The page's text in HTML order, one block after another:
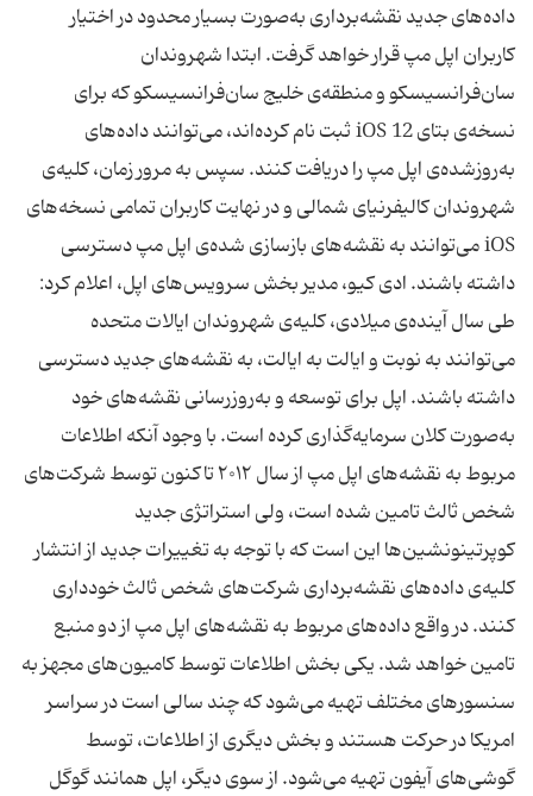
داده‌های جدید نقشه‌برداری به‌صورت بسیار محدود در اختیار
کاربران اپل مپ قرار خواهد گرفت. ابتدا شهروندان
سان‌فرانسیسکو و منطقه‌ی خلیج سان‌فرانسیسکو که برای
نسخه‌ی بتای iOS 12 ثبت نام کرده‌اند، می‌توانند داده‌های
به‌روزشده‌ی اپل مپ را دریافت کنند. سپس به مرور زمان، کلیه‌ی
شهروندان کالیفرنیای شمالی و در نهایت کاربران تمامی نسخه‌های
iOS می‌توانند به نقشه‌های بازسازی شده‌ی اپل مپ دسترسی
داشته باشند. ادی کیو، مدیر بخش سرویس‌های اپل، اعلام کرد:
طی سال آینده‌ی میلادی، کلیه‌ی شهروندان ایالات متحده
می‌توانند به نوبت و ایالت به ایالت، به نقشه‌های جدید دسترسی
داشته باشند. اپل برای توسعه و به‌روزرسانی نقشه‌های خود
به‌صورت کلان سرمایه‌‌گذاری کرده است. با وجود آنکه اطلاعات
مربوط به نقشه‌های اپل مپ از سال ۲۰۱۲ تاکنون توسط شرکت‌های
شخص ثالث تامین شده است، ولی استراتژی جدید
کوپرتینونشین‌ها این است که با توجه به تغییرات جدید از انتشار
کلیه‌ی داده‌های نقشه‌برداری شرکت‌های شخص ثالث خودداری
کنند. در واقع داده‌های مربوط به نقشه‌های اپل مپ از دو منبع
تامین خواهد شد. یکی بخش اطلاعات توسط کامیون‌های مجهز به
سنسورهای مختلف تهیه می‌شود که چند سالی است در سراسر
امریکا در حرکت هستند و بخش دیگری از اطلاعات، توسط
گوشی‌های آیفون تهیه می‌شود. از سوی دیگر، اپل همانند گوگل